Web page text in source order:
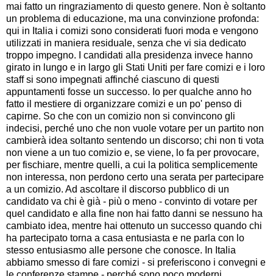
mai fatto un ringraziamento di questo genere. Non è soltanto
un problema di educazione, ma una convinzione profonda:
qui in Italia i comizi sono considerati fuori moda e vengono
utilizzati in maniera residuale, senza che vi sia dedicato
troppo impegno. I candidati alla presidenza invece hanno
girato in lungo e in largo gli Stati Uniti per fare comizi e i loro
staff si sono impegnati affinché ciascuno di questi
appuntamenti fosse un successo. Io per qualche anno ho
fatto il mestiere di organizzare comizi e un po' penso di
capirne. So che con un comizio non si convincono gli
indecisi, perché uno che non vuole votare per un partito non
cambierà idea soltanto sentendo un discorso; chi non ti vota
non viene a un tuo comizio e, se viene, lo fa per provocare,
per fischiare, mentre quelli, a cui la politica semplicemente
non interessa, non perdono certo una serata per partecipare
a un comizio. Ad ascoltare il discorso pubblico di un
candidato va chi è già - più o meno - convinto di votare per
quel candidato e alla fine non hai fatto danni se nessuno ha
cambiato idea, mentre hai ottenuto un successo quando chi
ha partecipato torna a casa entusiasta e ne parla con lo
stesso entusiasmo alle persone che conosce. In Italia
abbiamo smesso di fare comizi - si preferiscono i convegni e